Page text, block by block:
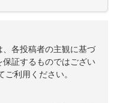
各投稿者の主観に基づ
保証するものではござい
ご利用ください。